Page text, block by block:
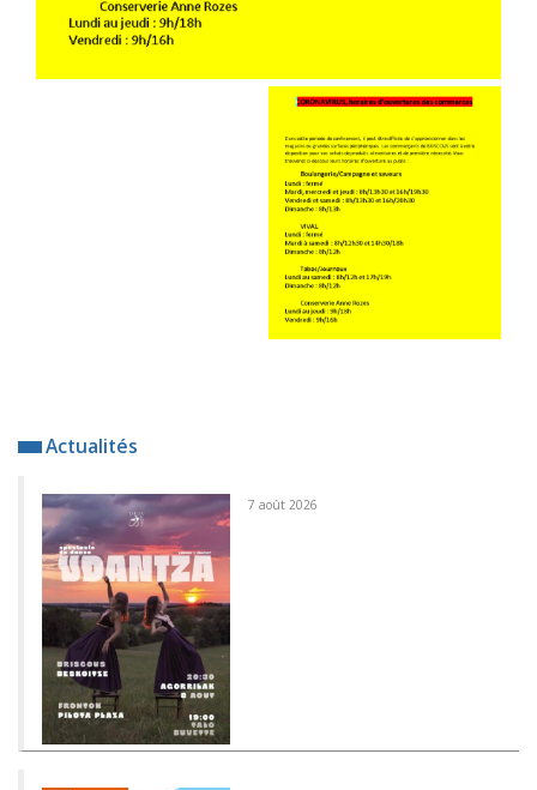
Actualités
7 août 2026